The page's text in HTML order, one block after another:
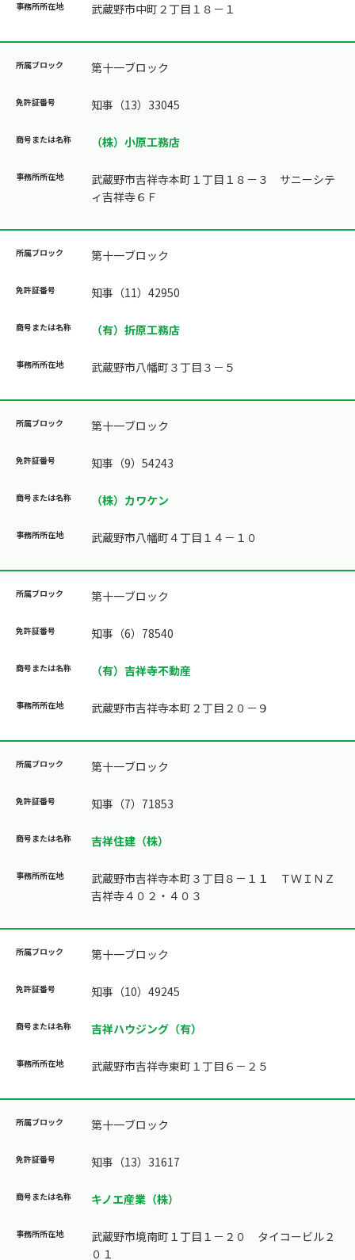
武蔵野市中町２丁目１８－１
第十一ブロック
知事（13）33045
（株）小原工務店
武蔵野市吉祥寺本町１丁目１８－３ サニーシテ
ィ吉祥寺６Ｆ
第十一ブロック
知事（11）42950
（有）折原工務店
武蔵野市八幡町３丁目３－５
第十一ブロック
知事（9）54243
（株）カワケン
武蔵野市八幡町４丁目１４－１０
第十一ブロック
知事（6）78540
（有）吉祥寺不動産
武蔵野市吉祥寺本町２丁目２０－９
第十一ブロック
知事（7）71853
吉祥住建（株）
武蔵野市吉祥寺本町３丁目８－１１ ＴＷＩＮＺ
吉祥寺４０２・４０３
第十一ブロック
知事（10）49245
吉祥ハウジング（有）
武蔵野市吉祥寺東町１丁目６－２５
第十一ブロック
知事（13）31617
キノエ産業（株）
武蔵野市境南町１丁目１－２０ タイコービル２
０１